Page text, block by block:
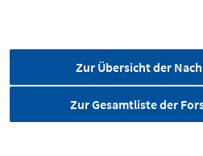
Zur Übersicht der
Zur Gesamtliste der